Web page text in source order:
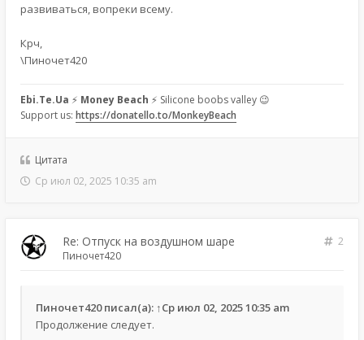
развиваться, вопреки всему.
Крч,
\Пиночет420
Ebi.Te.Ua ⚡ Money Beach ⚡ Silicone boobs valley 😉
Support us: https://donatello.to/MonkeyBeach
Цитата
Ср июл 02, 2025 10:35 am
Re: Отпуск на воздушном шаре
2
Пиночет420
Пиночет420писал(а): ↑Ср июл 02, 2025 10:35 am
Продолжение следует.